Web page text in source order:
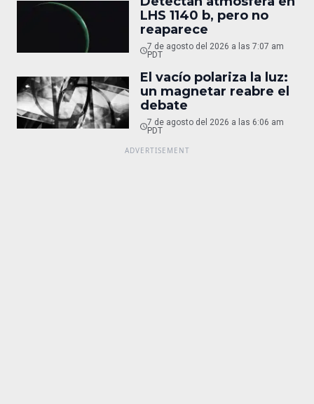
LHS 1140 b, pero no
reaparece
7 de agosto del 2026 a las 7:07 am
PDT
El vacío polariza la luz:
un magnetar reabre el
debate
7 de agosto del 2026 a las 6:06 am
PDT